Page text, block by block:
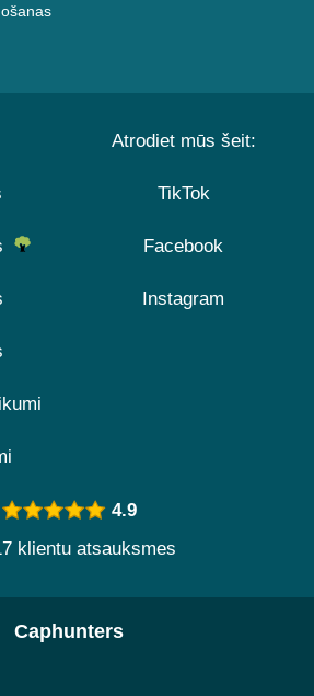
Atrodiet mūs šeit:
TikTok
Facebook
Instagram
4.9
klientu atsauksmes
Caphunters